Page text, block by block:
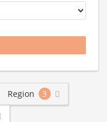
Region
3